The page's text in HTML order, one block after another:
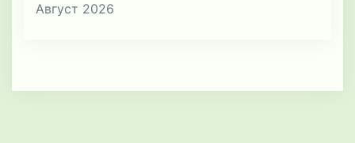
Август 2026